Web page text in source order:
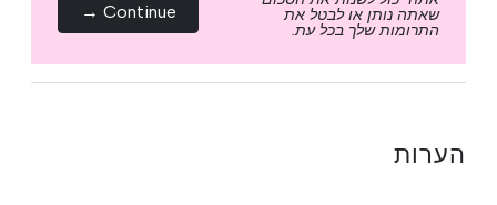
שאתה נותן או לבטל את
התרומות שלך בכל עת.
Continue →
הערות